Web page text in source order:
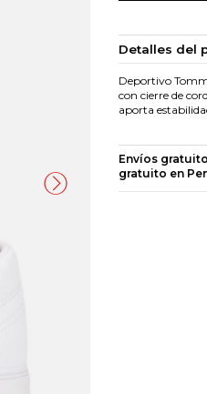
Detalles del
Deportivo
con cierre de
aporta
Envíos
gratuito en